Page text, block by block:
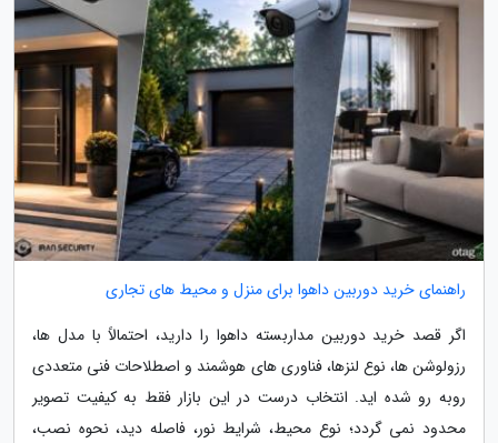
راهنمای خرید دوربین داهوا برای منزل و محیط های تجاری
اگر قصد خرید دوربین مداربسته داهوا را دارید، احتمالاً با مدل ها،
رزولوشن ها، نوع لنزها، فناوری های هوشمند و اصطلاحات فنی متعددی
روبه رو شده اید. انتخاب درست در این بازار فقط به کیفیت تصویر
محدود نمی گردد؛ نوع محیط، شرایط نور، فاصله دید، نحوه نصب،